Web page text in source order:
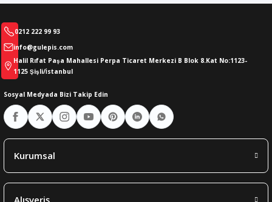
0212 222 99 93
info@gulepis.com
Halil Rıfat Paşa Mahallesi Perpa Ticaret Merkezi B Blok 8.Kat No:1123-
1125 Şişli/İstanbul
Sosyal Medyada Bizi Takip Edin
Kurumsal